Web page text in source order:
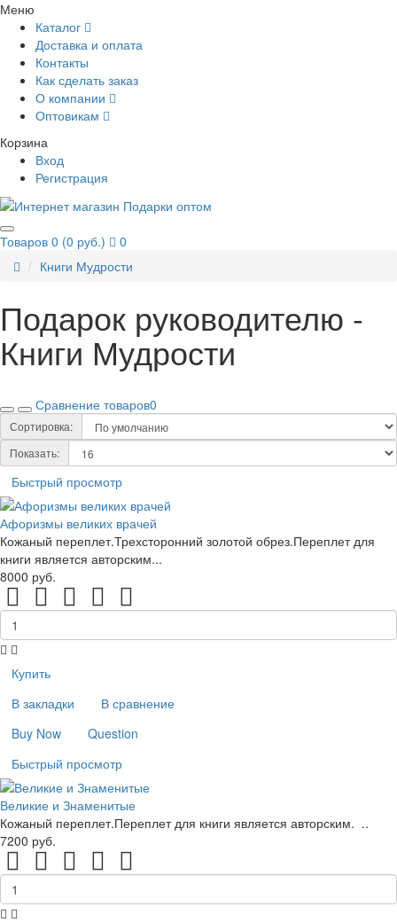
Меню
Каталог
Доставка и оплата
Контакты
Как сделать заказ
О компании
Оптовикам
Корзина
Вход
Регистрация
Товаров 0 (0 руб.)
0
Книги Мудрости
Подарок руководителю -
Книги Мудрости
Сравнение товаров0
Сортировка:
Показать:
Быстрый просмотр
Афоризмы великих врачей
Кожаный переплет.Трехсторонний золотой обрез.Переплет для
книги является авторским...
8000 руб.
Купить
В закладки
В сравнение
Buy Now
Question
Быстрый просмотр
Великие и Знаменитые
Кожаный переплет.Переплет для книги является авторским. ..
7200 руб.